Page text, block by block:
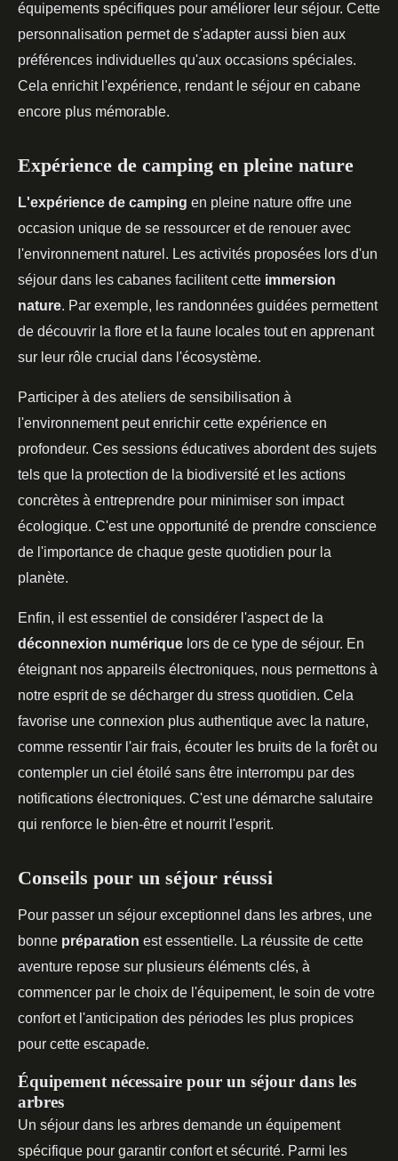
équipements spécifiques pour améliorer leur séjour. Cette
personnalisation permet de s'adapter aussi bien aux
préférences individuelles qu'aux occasions spéciales.
Cela enrichit l'expérience, rendant le séjour en cabane
encore plus mémorable.
Expérience de camping en pleine nature
L'expérience de camping en pleine nature offre une
occasion unique de se ressourcer et de renouer avec
l'environnement naturel. Les activités proposées lors d'un
séjour dans les cabanes facilitent cette immersion
nature. Par exemple, les randonnées guidées permettent
de découvrir la flore et la faune locales tout en apprenant
sur leur rôle crucial dans l'écosystème.
Participer à des ateliers de sensibilisation à
l'environnement peut enrichir cette expérience en
profondeur. Ces sessions éducatives abordent des sujets
tels que la protection de la biodiversité et les actions
concrètes à entreprendre pour minimiser son impact
écologique. C'est une opportunité de prendre conscience
de l'importance de chaque geste quotidien pour la
planète.
Enfin, il est essentiel de considérer l'aspect de la
déconnexion numérique lors de ce type de séjour. En
éteignant nos appareils électroniques, nous permettons à
notre esprit de se décharger du stress quotidien. Cela
favorise une connexion plus authentique avec la nature,
comme ressentir l'air frais, écouter les bruits de la forêt ou
contempler un ciel étoilé sans être interrompu par des
notifications électroniques. C'est une démarche salutaire
qui renforce le bien-être et nourrit l'esprit.
Conseils pour un séjour réussi
Pour passer un séjour exceptionnel dans les arbres, une
bonne préparation est essentielle. La réussite de cette
aventure repose sur plusieurs éléments clés, à
commencer par le choix de l'équipement, le soin de votre
confort et l'anticipation des périodes les plus propices
pour cette escapade.
Équipement nécessaire pour un séjour dans les
arbres
Un séjour dans les arbres demande un équipement
spécifique pour garantir confort et sécurité. Parmi les